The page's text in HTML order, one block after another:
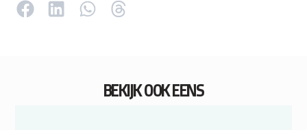
BEKIJK OOK EENS